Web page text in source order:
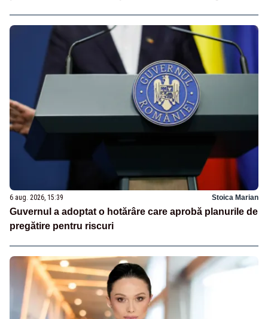
6 aug. 2026, 15:39 Stoica Marian
Guvernul a adoptat o hotărâre care aprobă planurile de
pregătire pentru riscuri